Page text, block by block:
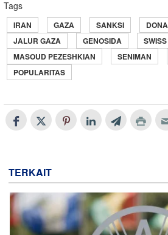
Tags
IRAN GAZA SANKSI
JALUR GAZA
GENOSIDA SWISS
MASOUD PEZESHKIAN
SENIMAN
POPULARITAS
TERKAIT